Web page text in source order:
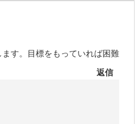
す。目標をもっていれば困難
返信